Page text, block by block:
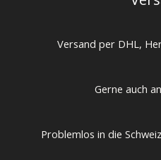
Versand per DHL,
Gerne auch
Problemlos in die